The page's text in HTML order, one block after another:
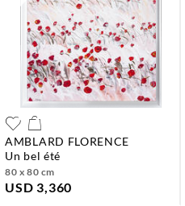
AMBLARD FLORENCE
un bel été
80 x 80 cm
USD 3,360